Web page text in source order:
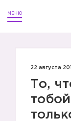
22 августа
То,